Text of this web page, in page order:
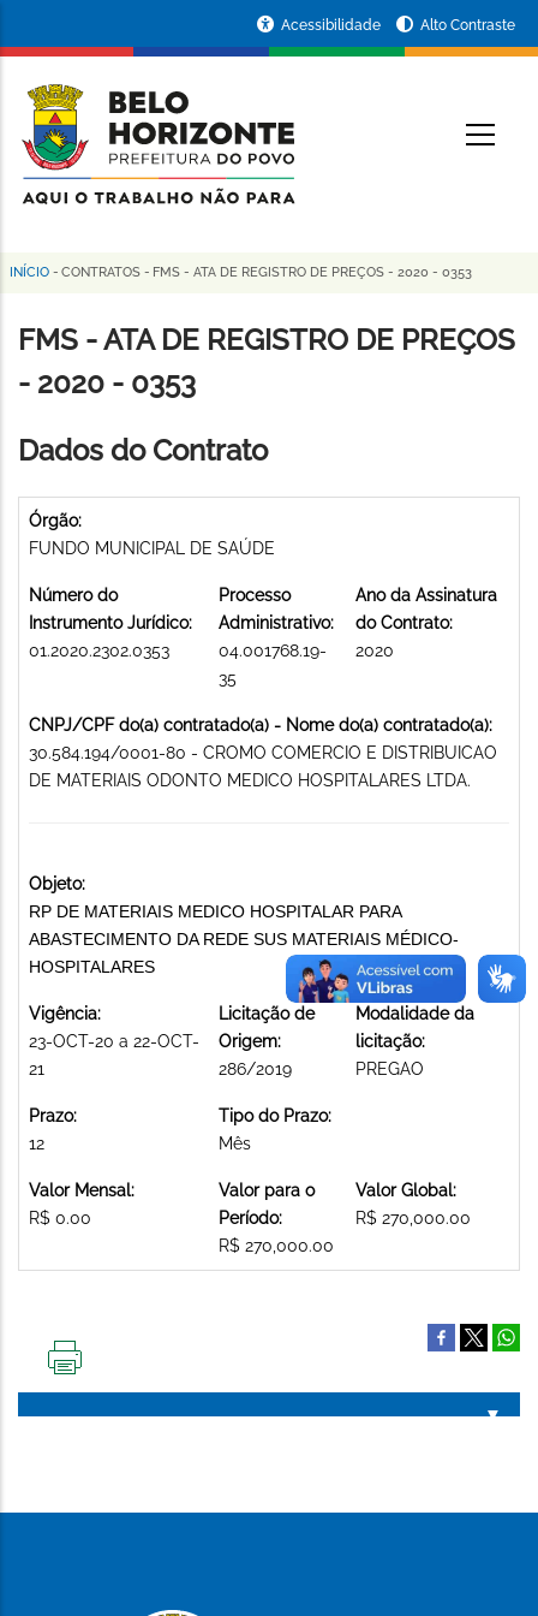
conteúdo
principal
da
Prefeitura
de
Horizonte
Acessibilidade Alto Contraste
Trilha
de
navegação
INÍCIO - CONTRATOS - FMS - ATA DE REGISTRO DE PREÇOS - 2020 - 0353
FMS - ATA DE REGISTRO DE PREÇOS
- 2020 - 0353
Dados do Contrato
Órgão:
FUNDO MUNICIPAL DE SAÚDE
Número do
Instrumento Jurídico:
01.2020.2302.0353
Processo
Administrativo:
04.001768.19-
35
Ano da Assinatura
do Contrato:
2020
CNPJ/CPF do(a) contratado(a) - Nome do(a) contratado(a):
30.584.194/0001-80 - CROMO COMERCIO E DISTRIBUICAO
DE MATERIAIS ODONTO MEDICO HOSPITALARES LTDA.
Objeto:
RP DE MATERIAIS MEDICO HOSPITALAR PARA
ABASTECIMENTO DA REDE SUS MATERIAIS MÉDICO-
HOSPITALARES
Vigência:
23-OCT-20 a 22-OCT-
21
Licitação de
Origem:
286/2019
Modalidade da
licitação:
PREGAO
Prazo:
12
Tipo do Prazo:
Mês
Valor Mensal:
R$ 0.00
Valor para o
Período:
R$ 270,000.00
Valor Global:
R$ 270,000.00
PÁGINA